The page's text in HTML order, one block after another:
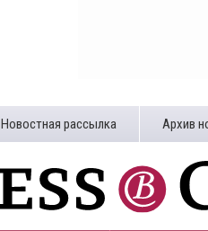
Новостная рассылка Архив